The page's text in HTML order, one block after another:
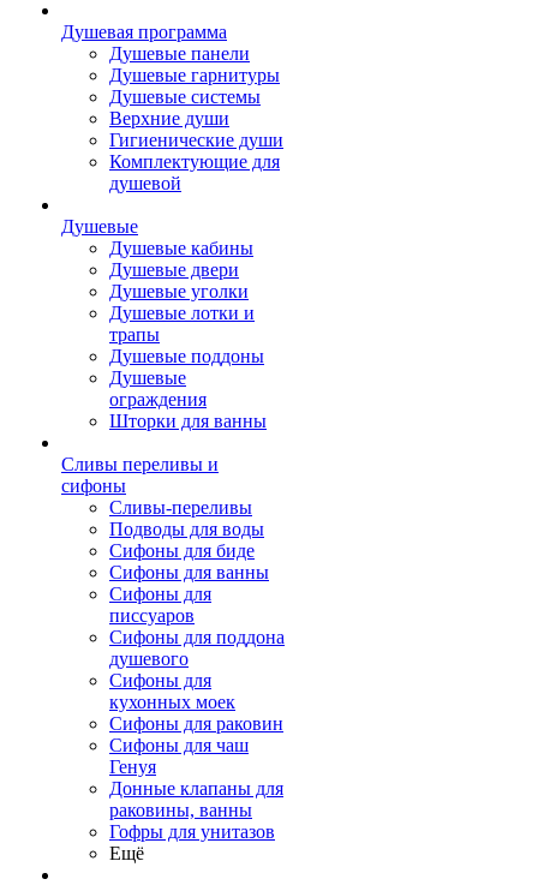
Душевая программа
Душевые панели
Душевые гарнитуры
Душевые системы
Верхние души
Гигиенические души
Комплектующие для
душевой
Душевые
Душевые кабины
Душевые двери
Душевые уголки
Душевые лотки и
трапы
Душевые поддоны
Душевые
ограждения
Шторки для ванны
Сливы переливы и
сифоны
Сливы-переливы
Подводы для воды
Сифоны для биде
Сифоны для ванны
Сифоны для
писсуаров
Сифоны для поддона
душевого
Сифоны для
кухонных моек
Сифоны для раковин
Сифоны для чаш
Генуя
Донные клапаны для
раковины, ванны
Гофры для унитазов
Ещё